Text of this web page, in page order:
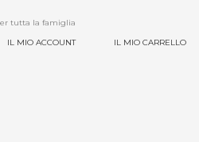
tutta la famiglia
IL MIO ACCOUNT
IL MIO CARRELLO